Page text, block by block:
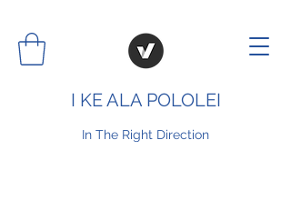
I KE ALA POLOLEI
In The Right Direction